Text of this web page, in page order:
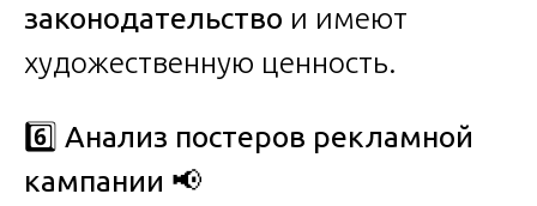
законодательство и имеют
художественную ценность.
6️⃣ Анализ постеров рекламной
кампании 📢